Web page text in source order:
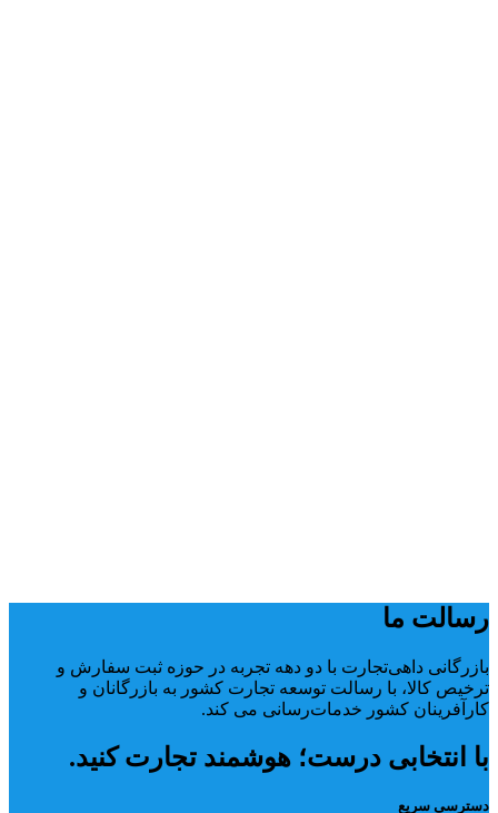
رسالت ما
بازرگانی داهی‌تجارت با دو دهه تجربه در حوزه ثبت سفارش و
ترخیص کالا، با رسالت توسعه تجارت کشور به بازرگانان و
کارآفرینان کشور خدمات‌رسانی می کند.
با انتخابی درست؛ هوشمند تجارت کنید.
دسترسی سریع